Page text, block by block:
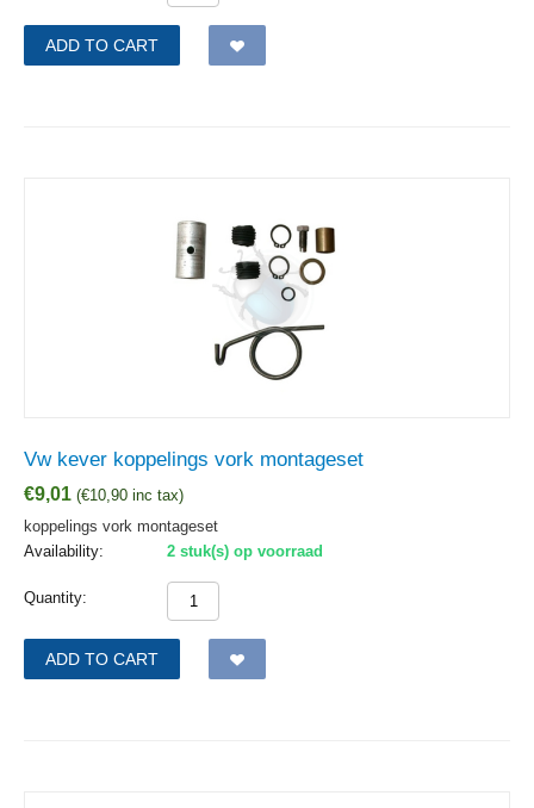
ADD TO CART
Vw kever koppelings vork montageset
€9,01 (€10,90 inc tax)
koppelings vork montageset
Availability:
2 stuk(s) op voorraad
Quantity:
ADD TO CART